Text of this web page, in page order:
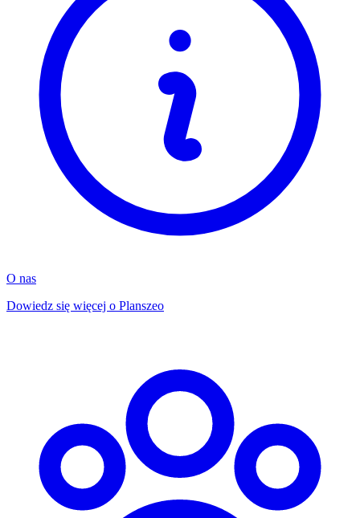
O nas
Dowiedz się więcej o Planszeo